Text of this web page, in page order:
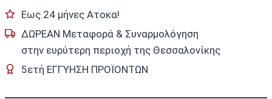
Εως 24 μήνες Ατοκα!
ΔΩΡΕΑΝ Μεταφορά & Συναρμολόγηση
στην ευρύτερη περιοχή της Θεσσαλονίκης
5ετή ΕΓΓΥΗΣΗ ΠΡΟΪΟΝΤΩΝ